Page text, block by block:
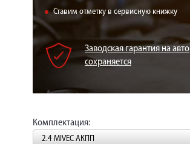
КОРП.КЛИЕНТАМ
ЦЕНЫ
ЗАПЧАСТИ
ЗАПИСЬ НА СЕРВИС
Ставим отметку в сервисную книжку
Заводская гарантия на авто
сохраняется
Комплектация:
2.4 MIVEC АКПП